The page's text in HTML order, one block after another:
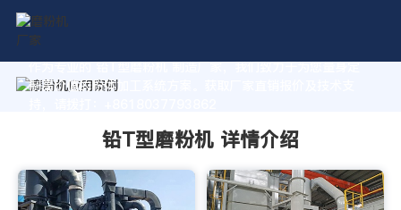
作为专业的 铅T型磨粉机 制造厂家，我们致力于为您量身定
制高价值的粉体加工系统方案。获取厂家直销报价及技术支
铅T型磨粉机 详情介绍